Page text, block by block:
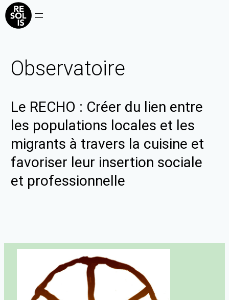
Observatoire
Le RECHO : Créer du lien entre
les populations locales et les
migrants à travers la cuisine et
favoriser leur insertion sociale
et professionnelle